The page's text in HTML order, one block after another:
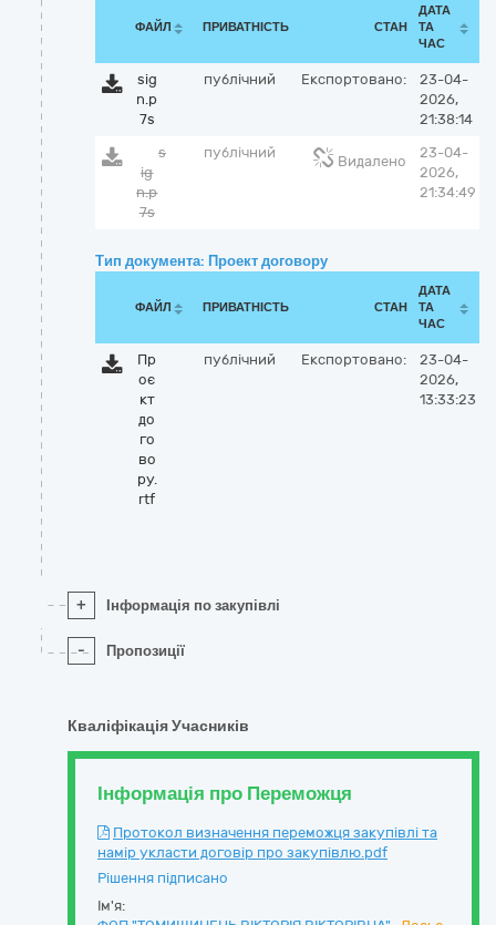
ФАЙЛ ПРИВАТНІСТЬ СТАН
ДАТА
ТА
ЧАС
sig
n.p
7s
публічний Експортовано:
23-04-
2026,
21:38:14
s
ig
n.p
7s
публічний
Видалено
23-04-
2026,
21:34:49
Тип документа: Проект договору
ФАЙЛ ПРИВАТНІСТЬ СТАН
ДАТА
ТА
ЧАС
Пр
оє
кт
до
го
во
ру.
rtf
публічний Експортовано:
23-04-
2026,
13:33:23
+ Інформація по закупівлі
- Пропозиції
Кваліфікація Учасників
Інформація про Переможця
Протокол визначення переможця закупівлі та
намір укласти договір про закупівлю.pdf
Рішення підписано
Ім'я: